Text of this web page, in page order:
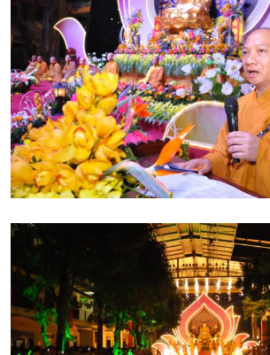
Tiếp theo là nghi thức xưng tán Phật và
Đức Phật thành Đạo do Thượng tọa
tuyên đọc. Hàng ngàn Phật tử hiện
khung cảnh khi xưa lúc Đức Phật thành